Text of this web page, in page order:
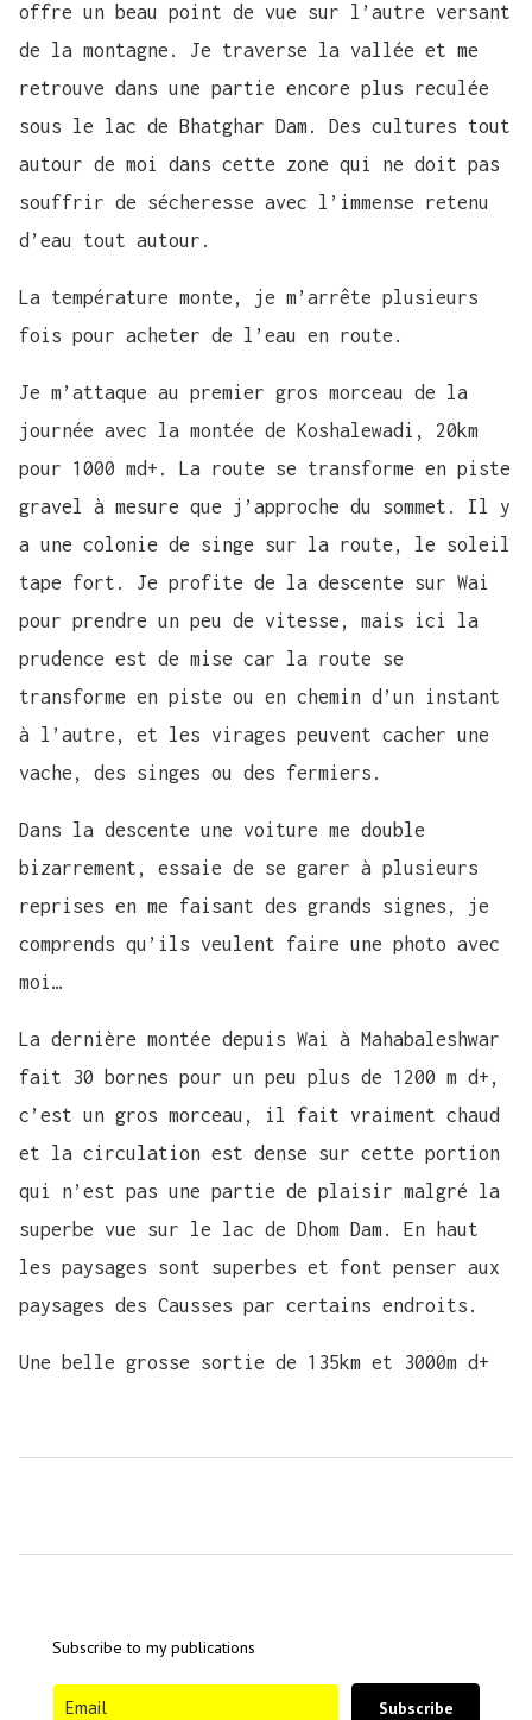
offre un beau point de vue sur l’autre versant
de la montagne. Je traverse la vallée et me
retrouve dans une partie encore plus reculée
sous le lac de Bhatghar Dam. Des cultures tout
autour de moi dans cette zone qui ne doit pas
souffrir de sécheresse avec l’immense retenu
d’eau tout autour.
La température monte, je m’arrête plusieurs
fois pour acheter de l’eau en route.
Je m’attaque au premier gros morceau de la
journée avec la montée de Koshalewadi, 20km
pour 1000 md+. La route se transforme en piste
gravel à mesure que j’approche du sommet. Il y
a une colonie de singe sur la route, le soleil
tape fort. Je profite de la descente sur Wai
pour prendre un peu de vitesse, mais ici la
prudence est de mise car la route se
transforme en piste ou en chemin d’un instant
à l’autre, et les virages peuvent cacher une
vache, des singes ou des fermiers.
Dans la descente une voiture me double
bizarrement, essaie de se garer à plusieurs
reprises en me faisant des grands signes, je
comprends qu’ils veulent faire une photo avec
moi…
La dernière montée depuis Wai à Mahabaleshwar
fait 30 bornes pour un peu plus de 1200 m d+,
c’est un gros morceau, il fait vraiment chaud
et la circulation est dense sur cette portion
qui n’est pas une partie de plaisir malgré la
superbe vue sur le lac de Dhom Dam. En haut
les paysages sont superbes et font penser aux
paysages des Causses par certains endroits.
Une belle grosse sortie de 135km et 3000m d+
Subscribe to my publications
Subscribe